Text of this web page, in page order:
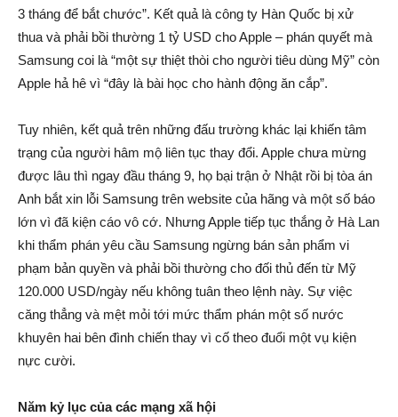
3 tháng để bắt chước”. Kết quả là công ty Hàn Quốc bị xử
thua và phải bồi thường 1 tỷ USD cho Apple – phán quyết mà
Samsung coi là “một sự thiệt thòi cho người tiêu dùng Mỹ” còn
Apple hả hê vì “đây là bài học cho hành động ăn cắp”.
Tuy nhiên, kết quả trên những đấu trường khác lại khiến tâm
trạng của người hâm mộ liên tục thay đổi. Apple chưa mừng
được lâu thì ngay đầu tháng 9, họ bại trận ở Nhật rồi bị tòa án
Anh bắt xin lỗi Samsung trên website của hãng và một số báo
lớn vì đã kiện cáo vô cớ. Nhưng Apple tiếp tục thắng ở Hà Lan
khi thẩm phán yêu cầu Samsung ngừng bán sản phẩm vi
phạm bản quyền và phải bồi thường cho đối thủ đến từ Mỹ
120.000 USD/ngày nếu không tuân theo lệnh này. Sự việc
căng thẳng và mệt mỏi tới mức thẩm phán một số nước
khuyên hai bên đình chiến thay vì cố theo đuổi một vụ kiện
nực cười.
Năm kỷ lục của các mạng xã hội